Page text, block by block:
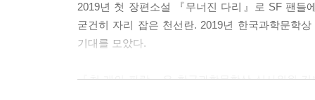
“…좋은 진화인가요?”
복희는 묻고서 멍청한 질문이었음을 깨달았다.
남기 위한 선택이었다. 그것이 좋은 진화일 리가.
2019년 첫 장편소설 『무너진 다리』로 SF 팬들
굳건히 자리 잡은 천선란. 2019년 한국과학문학
기대를 모았다.
『천 개의 파랑』은 한국과학문학상 심사위원